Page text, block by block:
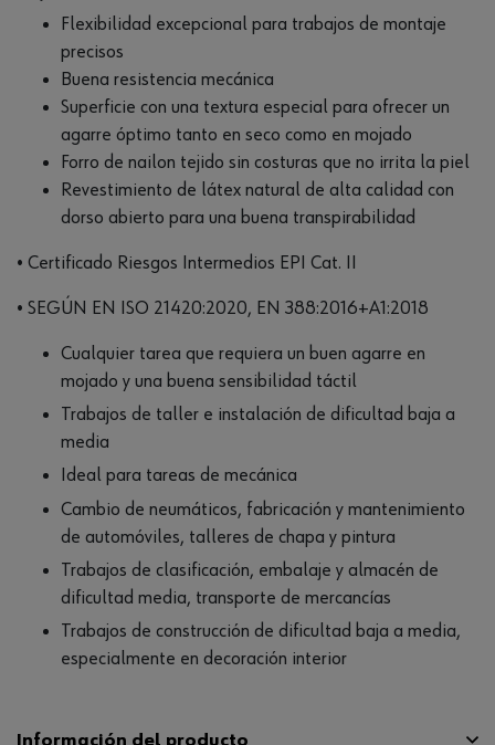
Flexibilidad excepcional para trabajos de montaje
precisos
Buena resistencia mecánica
Superficie con una textura especial para ofrecer un
agarre óptimo tanto en seco como en mojado
Forro de nailon tejido sin costuras que no irrita la piel
Revestimiento de látex natural de alta calidad con
dorso abierto para una buena transpirabilidad
• Certificado Riesgos Intermedios EPI Cat. II
• SEGÚN EN ISO 21420:2020, EN 388:2016+A1:2018
Cualquier tarea que requiera un buen agarre en
mojado y una buena sensibilidad táctil
Trabajos de taller e instalación de dificultad baja a
media
Ideal para tareas de mecánica
Cambio de neumáticos, fabricación y mantenimiento
de automóviles, talleres de chapa y pintura
Trabajos de clasificación, embalaje y almacén de
dificultad media, transporte de mercancías
Trabajos de construcción de dificultad baja a media,
especialmente en decoración interior
Información del producto